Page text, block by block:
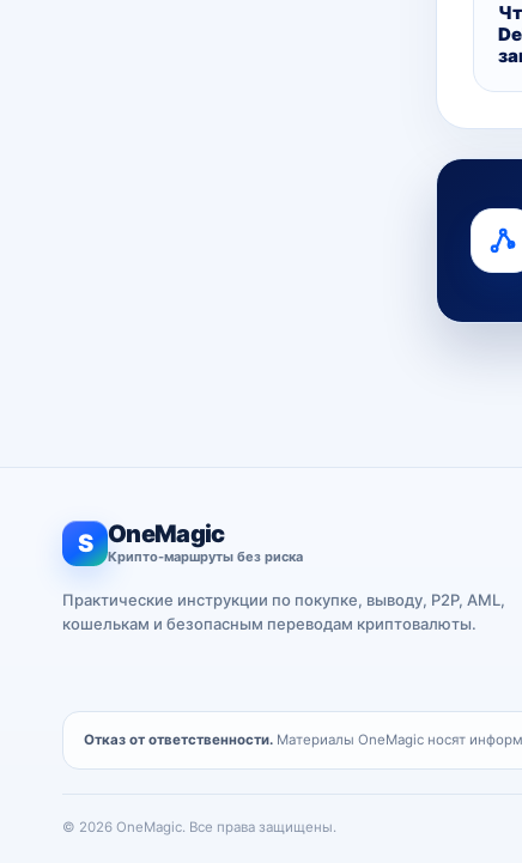
S OneMagic
Крипто-маршруты без риска
Практические инструкции по покупке, выводу, P2P, AML,
кошелькам и безопасным переводам криптовалюты.
Отказ от ответственности. Материалы OneMagic носят
© 2026 OneMagic. Все права защищены.